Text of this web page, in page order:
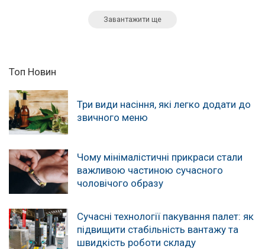
Завантажити ще
Топ Новин
Три види насіння, які легко додати до
звичного меню
Чому мінімалістичні прикраси стали
важливою частиною сучасного
чоловічого образу
Сучасні технології пакування палет: як
підвищити стабільність вантажу та
швидкість роботи складу